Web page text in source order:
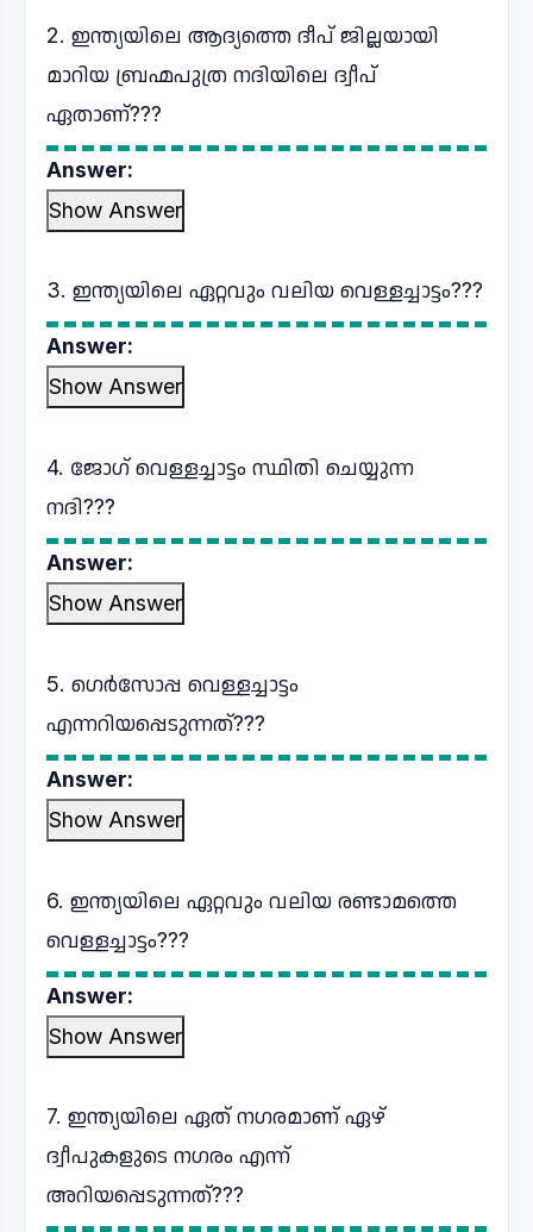
2. ഇന്ത്യയിലെ ആദ്യത്തെ ദീപ് ജില്ലയായി
മാറിയ ബ്രഹ്മപുത്ര നദിയിലെ ദ്വീപ്
ഏതാണ്???
Answer:
Show Answer
3. ഇന്ത്യയിലെ ഏറ്റവും വലിയ വെള്ളച്ചാട്ടം???
Answer:
Show Answer
4. ജോഗ് വെള്ളച്ചാട്ടം സ്ഥിതി ചെയ്യുന്ന
നദി???
Answer:
Show Answer
5. ഗെർസോപ്പ വെള്ളച്ചാട്ടം
എന്നറിയപ്പെടുന്നത്???
Answer:
Show Answer
6. ഇന്ത്യയിലെ ഏറ്റവും വലിയ രണ്ടാമത്തെ
വെള്ളച്ചാട്ടം???
Answer:
Show Answer
7. ഇന്ത്യയിലെ ഏത് നഗരമാണ് ഏഴ്
ദ്വീപുകളുടെ നഗരം എന്ന്
അറിയപ്പെടുന്നത്???